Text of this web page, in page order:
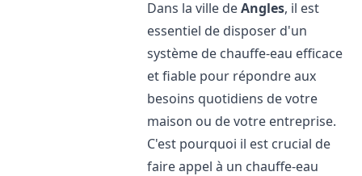
Dans la ville deAngles, il est
essentiel de disposer d'un
système de chauffe-eau efficace
et fiable pour répondre aux
besoins quotidiens de votre
maison ou de votre entreprise.
C'est pourquoi il est crucial de
faire appel à un chauffe-eau